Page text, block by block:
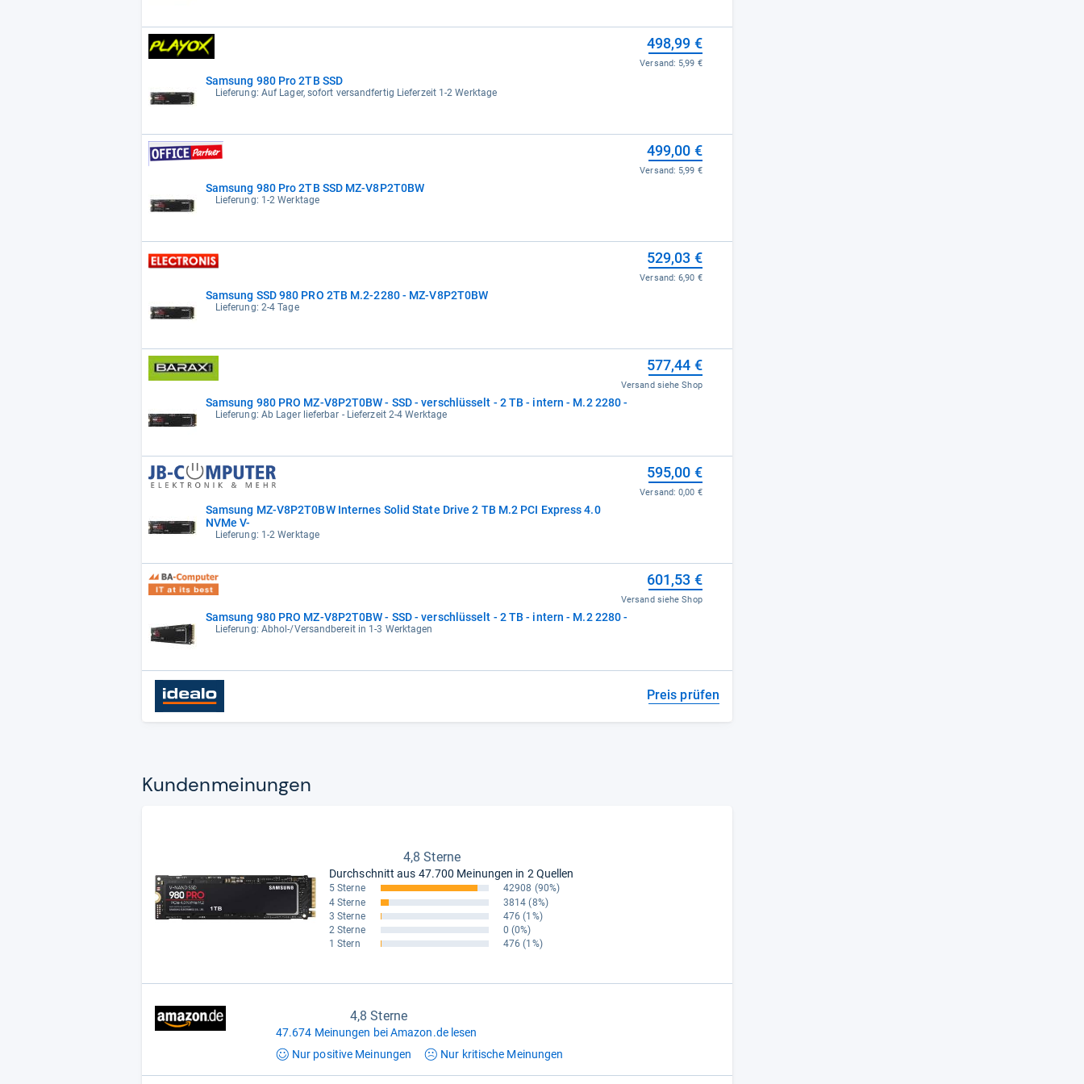
Samsung 980 Pro 2TB SSD
Lieferung: Auf Lager, sofort versandfertig Lieferzeit 1-2 Werktage
498,99 €
Versand: 5,99 €
Samsung 980 Pro 2TB SSD MZ-V8P2T0BW
Lieferung: 1-2 Werktage
499,00 €
Versand: 5,99 €
Samsung SSD 980 PRO 2TB M.2-2280 - MZ-V8P2T0BW
Lieferung: 2-4 Tage
529,03 €
Versand:6,90 €
Samsung 980 PRO MZ-V8P2T0BW - SSD - verschlüsselt - 2 TB - intern - M.2 2280 -
Lieferung: Ab Lager lieferbar - Lieferzeit 2-4 Werktage
577,44 €
Versand siehe Shop
Samsung MZ-V8P2T0BW Internes Solid State Drive 2 TB M.2 PCI Express 4.0
NVMe V-
Lieferung: 1-2 Werktage
595,00 €
Versand:0,00 €
Samsung 980 PRO MZ-V8P2T0BW - SSD - verschlüsselt - 2 TB - intern - M.2 2280 -
Lieferung: Abhol-/Versandbereit in 1-3 Werktagen
601,53 €
Versand siehe Shop
Preis prüfen
Kun­den­mei­nun­gen
4,8 Sterne
Durchschnitt aus 47.700 Meinungen in 2 Quellen
5 Sterne 42908 (90%)
4 Sterne
3814 (8%)
3 Sterne
476 (1%)
2 Sterne
0 (0%)
1 Stern
476 (1%)
4,8 Sterne
47.674 Meinungen bei Amazon.de lesen
Nur positive Meinungen Nur kritische Meinungen